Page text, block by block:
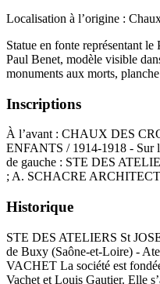
Localisation à l’origine :
Statue en fonte représentant
Paul Benet, modèle visible
monuments aux morts,
Inscriptions
À l’avant : CHAUX DES
ENFANTS / 1914-1918 - Sur
de gauche : STE DES
; A. SCHACRE
Historique
STE DES ATELIERS St
de Buxy (Saône-et-Loire) -
VACHET La société est
Vachet et Louis Gautier. Elle